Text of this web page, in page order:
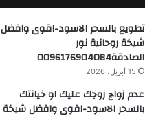
تطويع بالسحر الاسود-اقوى وافضل
شيخة روحانية نور
الصادقة0096176904084
15 أبريل، 2026
عدم زواج زوجك عليك او خيانتك
بالسحر الاسود-اقوى وافضل شيخة